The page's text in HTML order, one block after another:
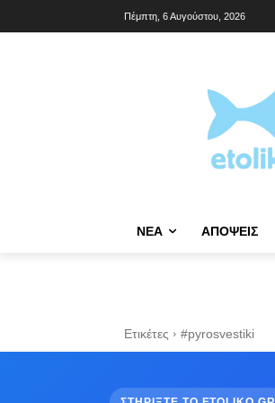
Πέμπτη, 6 Αυγούστου, 2026
NΈΑ ΑΠΌΨΕΙΣ
Ετικέτες #pyrosvestiki